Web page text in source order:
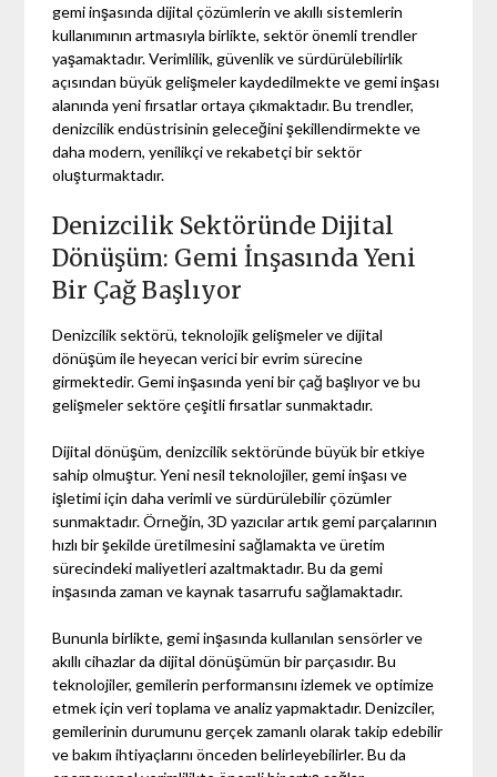
gemi inşasında dijital çözümlerin ve akıllı sistemlerin
kullanımının artmasıyla birlikte, sektör önemli trendler
yaşamaktadır. Verimlilik, güvenlik ve sürdürülebilirlik
açısından büyük gelişmeler kaydedilmekte ve gemi inşası
alanında yeni fırsatlar ortaya çıkmaktadır. Bu trendler,
denizcilik endüstrisinin geleceğini şekillendirmekte ve
daha modern, yenilikçi ve rekabetçi bir sektör
oluşturmaktadır.
Denizcilik Sektöründe Dijital
Dönüşüm: Gemi İnşasında Yeni
Bir Çağ Başlıyor
Denizcilik sektörü, teknolojik gelişmeler ve dijital
dönüşüm ile heyecan verici bir evrim sürecine
girmektedir. Gemi inşasında yeni bir çağ başlıyor ve bu
gelişmeler sektöre çeşitli fırsatlar sunmaktadır.
Dijital dönüşüm, denizcilik sektöründe büyük bir etkiye
sahip olmuştur. Yeni nesil teknolojiler, gemi inşası ve
işletimi için daha verimli ve sürdürülebilir çözümler
sunmaktadır. Örneğin, 3D yazıcılar artık gemi parçalarının
hızlı bir şekilde üretilmesini sağlamakta ve üretim
sürecindeki maliyetleri azaltmaktadır. Bu da gemi
inşasında zaman ve kaynak tasarrufu sağlamaktadır.
Bununla birlikte, gemi inşasında kullanılan sensörler ve
akıllı cihazlar da dijital dönüşümün bir parçasıdır. Bu
teknolojiler, gemilerin performansını izlemek ve optimize
etmek için veri toplama ve analiz yapmaktadır. Denizciler,
gemilerinin durumunu gerçek zamanlı olarak takip edebilir
ve bakım ihtiyaçlarını önceden belirleyebilirler. Bu da